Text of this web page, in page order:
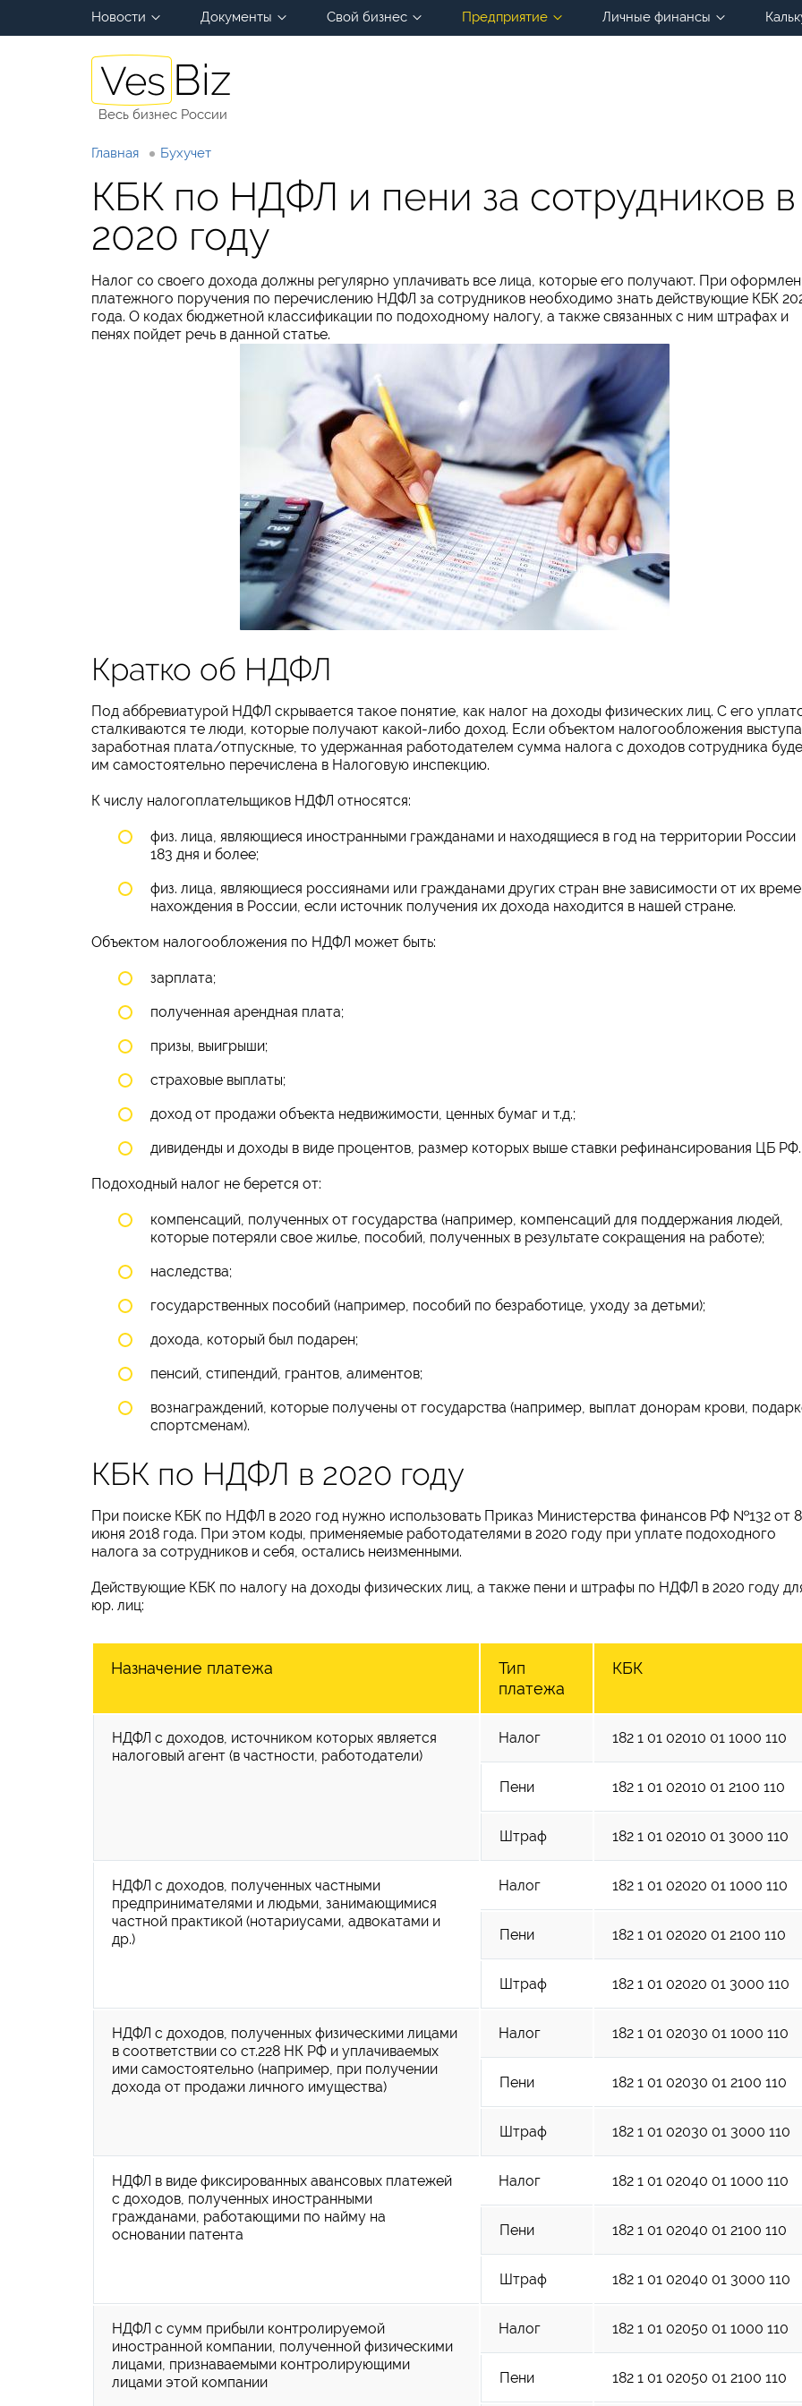
Новости Документы Свой бизнес Предприятие Личные финансы
Весь бизнес России
Главная Бухучет
КБК по НДФЛ и пени за сотрудников в
2020 году
Налог со своего дохода должны регулярно уплачивать все лица, которые его получают. При
платежного поручения по перечислению НДФЛ за сотрудников необходимо знать действующие КБК
года. О кодах бюджетной классификации по подоходному налогу, а также связанных с ним штрафах и
пенях пойдет речь в данной статье.
Кратко об НДФЛ
Под аббревиатурой НДФЛ скрывается такое понятие, как налог на доходы физических лиц. С его
сталкиваются те люди, которые получают какой-либо доход. Если объектом налогообложения
заработная плата/отпускные, то удержанная работодателем сумма налога с доходов сотрудника
им самостоятельно перечислена в Налоговую инспекцию.
К числу налогоплательщиков НДФЛ относятся:
физ. лица, являющиеся иностранными гражданами и находящиеся в год на территории России
183 дня и более;
физ. лица, являющиеся россиянами или гражданами других стран вне зависимости от их
нахождения в России, если источник получения их дохода находится в нашей стране.
Объектом налогообложения по НДФЛ может быть:
зарплата;
полученная арендная плата;
призы, выигрыши;
страховые выплаты;
доход от продажи объекта недвижимости, ценных бумаг и т.д.;
дивиденды и доходы в виде процентов, размер которых выше ставки рефинансирования ЦБ РФ.
Подоходный налог не берется от:
компенсаций, полученных от государства (например, компенсаций для поддержания людей,
которые потеряли свое жилье, пособий, полученных в результате сокращения на работе);
наследства;
государственных пособий (например, пособий по безработице, уходу за детьми);
дохода, который был подарен;
пенсий, стипендий, грантов, алиментов;
вознаграждений, которые получены от государства (например, выплат донорам крови,
спортсменам).
КБК по НДФЛ в 2020 году
При поиске КБК по НДФЛ в 2020 год нужно использовать Приказ Министерства финансов РФ №132 от 8
июня 2018 года. При этом коды, применяемые работодателями в 2020 году при уплате подоходного
налога за сотрудников и себя, остались неизменными.
Действующие КБК по налогу на доходы физических лиц, а также пени и штрафы по НДФЛ в 2020 году
юр. лиц:
Назначение платежа
Тип
платежа
КБК
НДФЛ с доходов, источником которых является
налоговый агент (в частности, работодатели)
Налог 182 1 01 02010 01 1000 110
Пени 182 1 01 02010 01 2100 110
Штраф 182 1 01 02010 01 3000 110
НДФЛ с доходов, полученных частными
предпринимателями и людьми, занимающимися
частной практикой (нотариусами, адвокатами и
др.)
Налог 182 1 01 02020 01 1000 110
Пени 182 1 01 02020 01 2100 110
Штраф 182 1 01 02020 01 3000 110
НДФЛ с доходов, полученных физическими лицами
в соответствии со ст.228 НК РФ и уплачиваемых
ими самостоятельно (например, при получении
дохода от продажи личного имущества)
Налог 182 1 01 02030 01 1000 110
Пени 182 1 01 02030 01 2100 110
Штраф 182 1 01 02030 01 3000 110
НДФЛ в виде фиксированных авансовых платежей
с доходов, полученных иностранными
гражданами, работающими по найму на
основании патента
Налог 182 1 01 02040 01 1000 110
Пени 182 1 01 02040 01 2100 110
Штраф 182 1 01 02040 01 3000 110
НДФЛ с сумм прибыли контролируемой
иностранной компании, полученной физическими
лицами, признаваемыми контролирующими
лицами этой компании
Налог 182 1 01 02050 01 1000 110
Пени 182 1 01 02050 01 2100 110